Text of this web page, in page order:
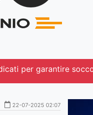
per garantire
22-07-2025 02:07